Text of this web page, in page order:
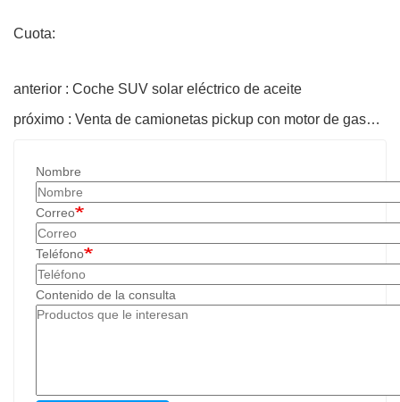
Cuota:
anterior : Coche SUV solar eléctrico de aceite
próximo : Venta de camionetas pickup con motor de gasolina
Nombre
Correo
Teléfono
Contenido de la consulta